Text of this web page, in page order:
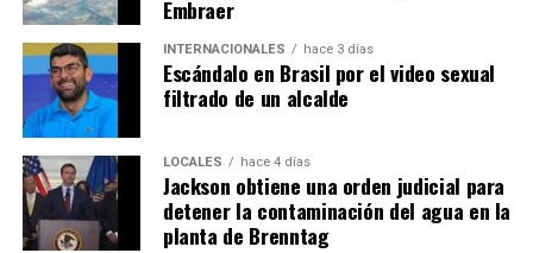
Embraer
INTERNACIONALES hace 3 días
Escándalo en Brasil por el video sexual
filtrado de un alcalde
LOCALES hace 4 días
Jackson obtiene una orden judicial para
detener la contaminación del agua en la
planta de Brenntag